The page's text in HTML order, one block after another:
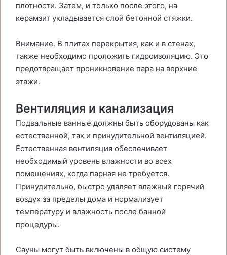
плотности. Затем, и только после этого, на
керамзит укладывается слой бетонной стяжки.
Внимание. В плитах перекрытия, как и в стенах,
также необходимо проложить гидроизоляцию. Это
предотвращает проникновение пара на верхние
этажи.
Вентиляция и канализация
Подвальные ванные должны быть оборудованы как
естественной, так и принудительной вентиляцией.
Естественная вентиляция обеспечивает
необходимый уровень влажности во всех
помещениях, когда парная не требуется.
Принудительно, быстро удаляет влажный горячий
воздух за пределы дома и нормализует
температуру и влажность после банной
процедуры.
Сауны могут быть включены в общую систему